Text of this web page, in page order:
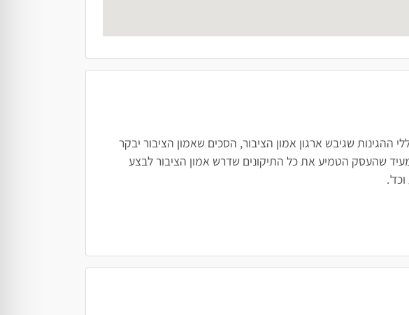
שגיבש ארגון אמון הציבור, הסכים שאמון הציבור יבקר
שהעסק הטמיע את כל התיקונים שדרש אמון הציבור לבצע